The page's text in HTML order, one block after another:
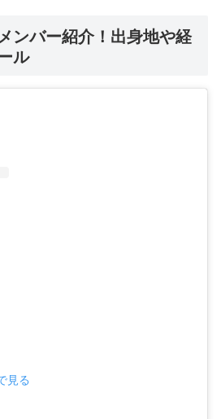
ンバー紹介！出身地や経
ル
見る